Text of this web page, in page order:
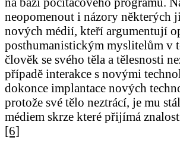
neopomenout i názory některých
nových médií, kteří argumentují
posthumanistickým myslitelům v
člověk se svého těla a tělesnosti
případě interakce s novými
dokonce implantace nových
protože své tělo neztrácí, je mu
médiem skrze které přijímá
[6]